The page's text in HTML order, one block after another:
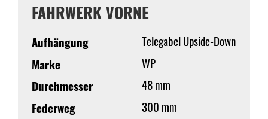
FAHRWERK VORNE
Aufhängung
Telegabel Upside-Down
Marke
WP
Durchmesser
48 mm
Federweg
300 mm